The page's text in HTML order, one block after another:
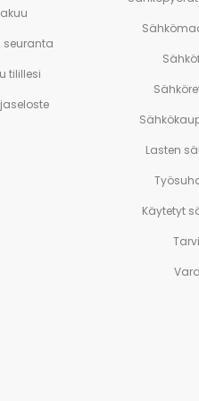
seuranta
tilillesi
Lasten
Käytetyt